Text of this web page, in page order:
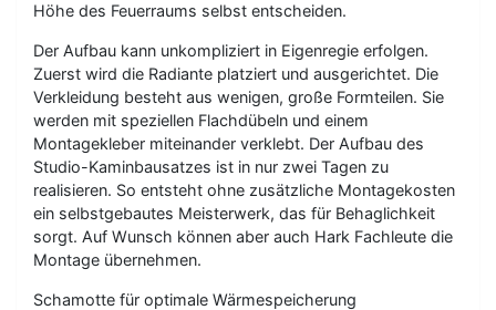
Höhe des Feuerraums selbst entscheiden.
Der Aufbau kann unkompliziert in Eigenregie erfolgen.
Zuerst wird die Radiante platziert und ausgerichtet. Die
Verkleidung besteht aus wenigen, große Formteilen. Sie
werden mit speziellen Flachdübeln und einem
Montagekleber miteinander verklebt. Der Aufbau des
Studio-Kaminbausatzes ist in nur zwei Tagen zu
realisieren. So entsteht ohne zusätzliche Montagekosten
ein selbstgebautes Meisterwerk, das für Behaglichkeit
sorgt. Auf Wunsch können aber auch Hark Fachleute die
Montage übernehmen.
Schamotte für optimale Wärmespeicherung